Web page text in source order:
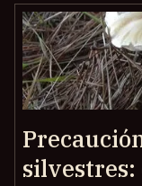
silvestres: